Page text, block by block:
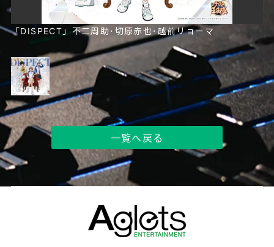
「DISPECT」不二周助･切原赤也･越前リョーマ
一覧へ戻る